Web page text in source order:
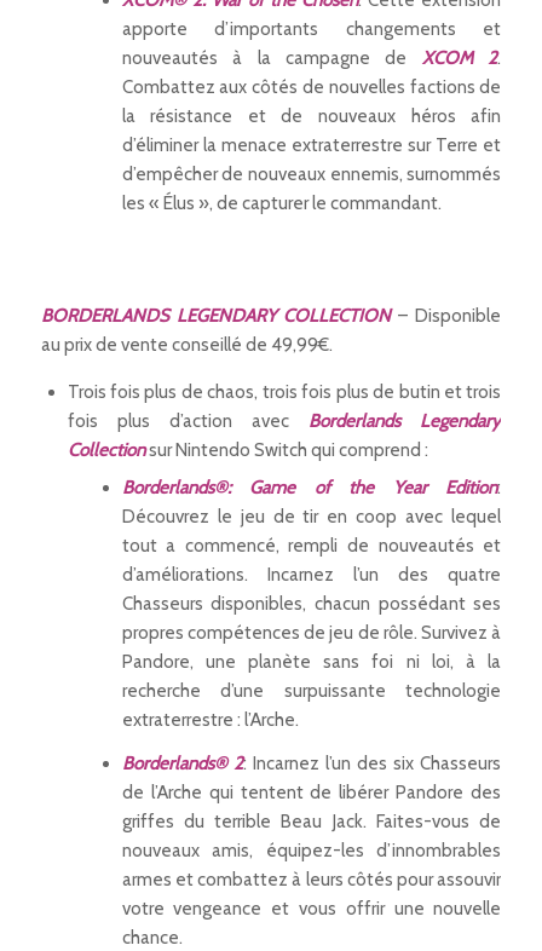
apporte d’importants changements et
nouveautés à la campagne de XCOM 2.
Combattez aux côtés de nouvelles factions de
la résistance et de nouveaux héros afin
d’éliminer la menace extraterrestre sur Terre et
d’empêcher de nouveaux ennemis, surnommés
les « Élus », de capturer le commandant.
BORDERLANDS LEGENDARY COLLECTION– Disponible
au prix de vente conseillé de 49,99€.
Trois fois plus de chaos, trois fois plus de butin et trois
fois plus d’action avec Borderlands Legendary
Collectionsur Nintendo Switch qui comprend :
Borderlands®: Game of the Year Edition:
Découvrez le jeu de tir en coop avec lequel
tout a commencé, rempli de nouveautés et
d’améliorations. Incarnez l’un des quatre
Chasseurs disponibles, chacun possédant ses
propres compétences de jeu de rôle. Survivez à
Pandore, une planète sans foi ni loi, à la
recherche d’une surpuissante technologie
extraterrestre : l’Arche.
Borderlands® 2: Incarnez l’un des six Chasseurs
de l’Arche qui tentent de libérer Pandore des
griffes du terrible Beau Jack. Faites-vous de
nouveaux amis, équipez-les d’innombrables
armes et combattez à leurs côtés pour assouvir
votre vengeance et vous offrir une nouvelle
chance.